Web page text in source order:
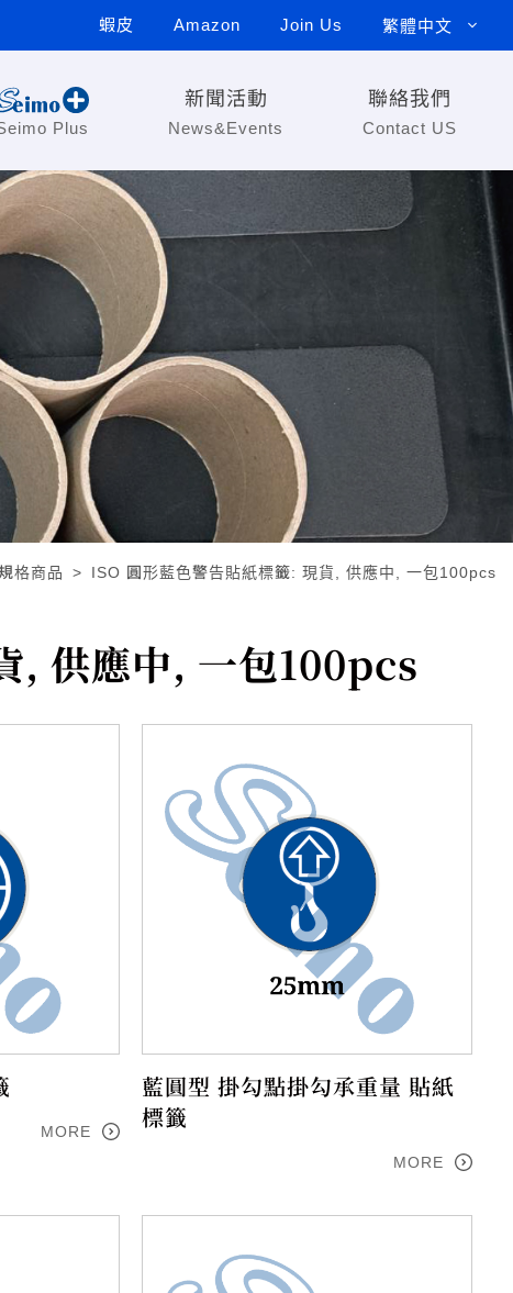
蝦皮 Amazon Join Us 繁體中文
Plus
新聞活動
News&Events
聯絡我們
Contact US
格商品 ISO 圓形藍色警告貼紙標籤: 現貨, 供應中, 一包100pcs
, 供應中, 一包100pcs
MORE
藍圓型 掛勾點掛勾承重量 貼紙
標籤
MORE